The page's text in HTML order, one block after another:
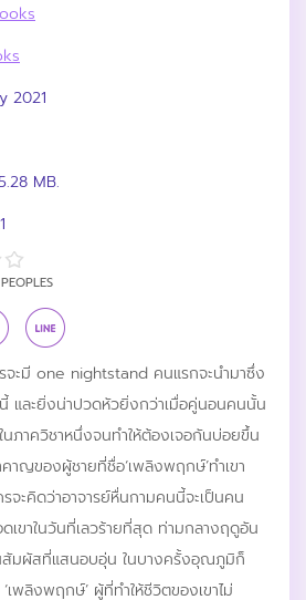
2021
MB.
รจะมี one nightstand คนแรกจะนำมาซึ่ง
และยิ่งน่าปวดหัวยิ่งกว่าเมื่อคู่นอนคนนั้น
ภาควิชาหนึ่งจนทำให้ต้องเจอกันบ่อยขึ้น
าญของผู้ชายที่ชื่อ‘เพลิงพฤกษ์’ทำเขา
จะคิดว่าอาจารย์หื่นกามคนนี้จะเป็นคน
เขาในวันที่เลวร้ายที่สุด ท่ามกลางฤดูอัน
สัมผัสที่แสนอบอุ่น ในบางครั้งอุณภูมิก็
เพลิงพฤกษ์’ ผู้ที่ทำให้ชีวิตของเขาไม่